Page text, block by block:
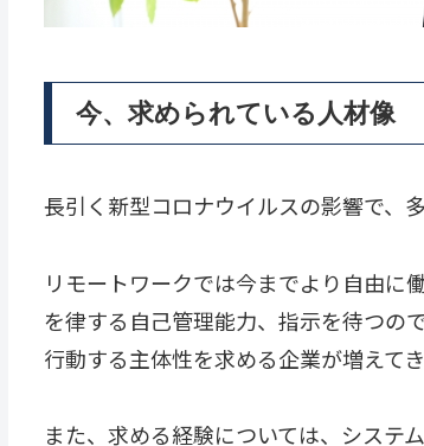
今、求められている人材像
長引く新型コロナウイルスの影響で、
リモートワークでは今までより自由に
を律する自己管理能力、指示を待つの
行動する主体性を求める企業が増えてき
また、求める経験については、システ